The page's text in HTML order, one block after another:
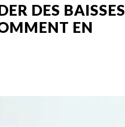
DES BAISSES
EN